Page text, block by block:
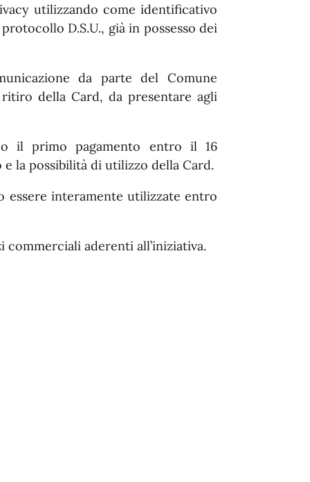
utilizzando come identificativo
D.S.U., già in possesso dei
da parte del Comune
della Card, da presentare agli
il primo pagamento entro il 16
la possibilità di utilizzo della Card.
essere interamente utilizzate entro
aderenti all’iniziativa.